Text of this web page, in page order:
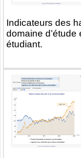
Indicateurs des
domaine
étudiant.